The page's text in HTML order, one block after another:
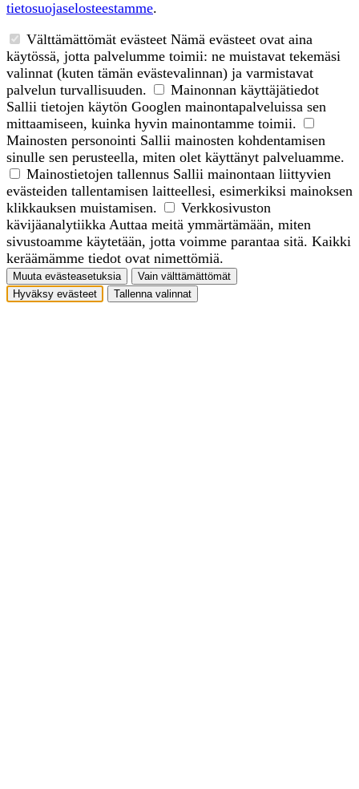
tietosuojaselosteestamme.
Välttämättömät evästeet Nämä evästeet ovat aina
käytössä, jotta palvelumme toimii: ne muistavat tekemäsi
valinnat (kuten tämän evästevalinnan) ja varmistavat
palvelun turvallisuuden.
Mainonnan käyttäjätiedot
Sallii tietojen käytön Googlen mainontapalveluissa sen
mittaamiseen, kuinka hyvin mainontamme toimii.
Mainosten personointi Sallii mainosten kohdentamisen
sinulle sen perusteella, miten olet käyttänyt palveluamme.
Mainostietojen tallennus Sallii mainontaan liittyvien
evästeiden tallentamisen laitteellesi, esimerkiksi mainoksen
klikkauksen muistamisen.
Verkkosivuston
kävijäanalytiikka Auttaa meitä ymmärtämään, miten
sivustoamme käytetään, jotta voimme parantaa sitä. Kaikki
keräämämme tiedot ovat nimettömiä.
Muuta evästeasetuksia
Vain välttämättömät
Hyväksy evästeet
Tallenna valinnat